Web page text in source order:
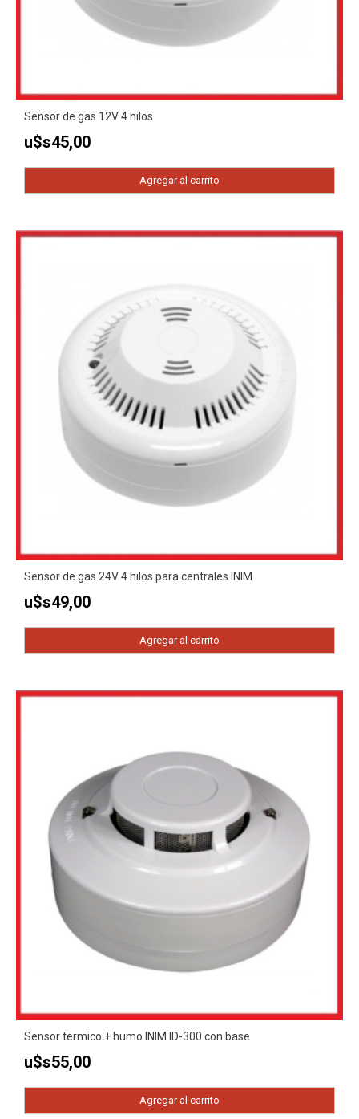
Sensor de gas 12V 4 hilos
u$s45,00
Agregar al carrito
Sensor de gas 24V 4 hilos para centrales INIM
u$s49,00
Agregar al carrito
Sensor termico + humo INIM ID-300 con base
u$s55,00
Agregar al carrito